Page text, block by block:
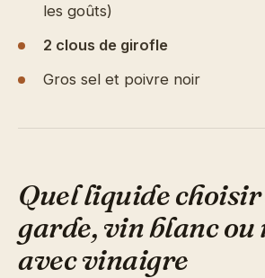
les goûts)
2 clous de girofle
Gros sel et poivre noir
Quel liquide choisir
garde, vin blanc ou
avec vinaigre